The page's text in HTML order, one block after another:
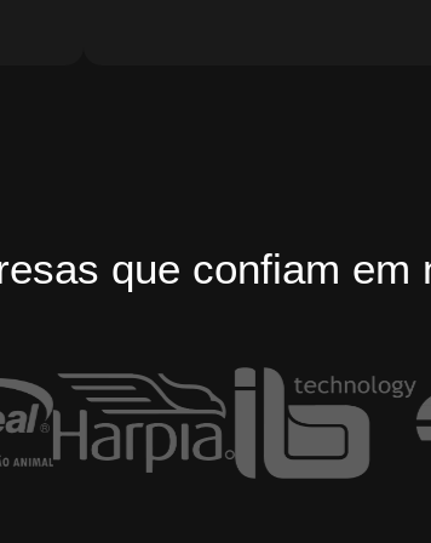
que confiam em